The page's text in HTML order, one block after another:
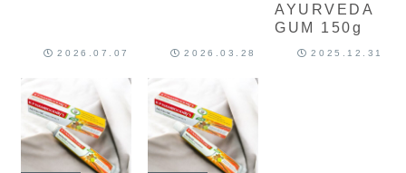
2026.07.07 2026.03.28
AYURVEDA
GUM 150g
2025.12.31